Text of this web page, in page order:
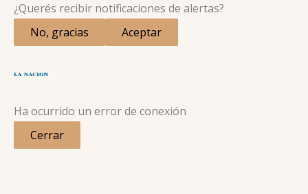
¿Querés recibir notificaciones de alertas?
No, gracias
Aceptar
Ha ocurrido un error de conexión
Cerrar